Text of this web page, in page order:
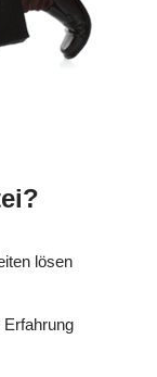
lösen
Erfahrung